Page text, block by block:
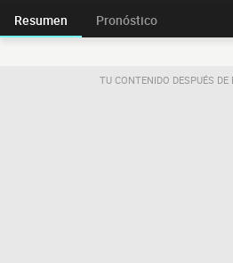
Resumen Pronóstico
TU CONTENIDO DESPUÉS DE